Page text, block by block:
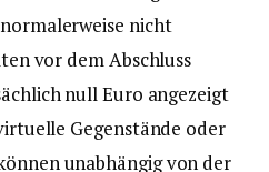
nicht
vor dem Abschluss
null Euro angezeigt
Gegenstände oder
unabhängig von der